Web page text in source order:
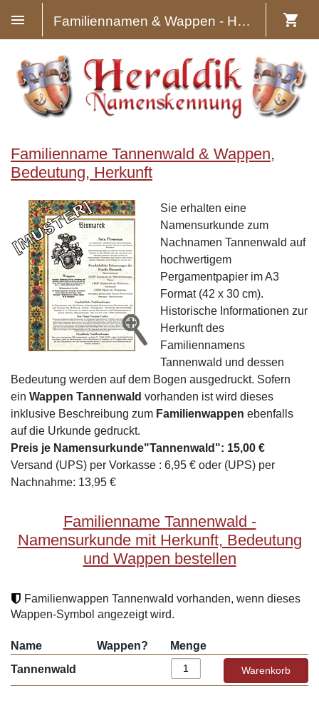
Familiennamen & Wappen - Heraldik
Familienname Tannenwald & Wappen,
Bedeutung, Herkunft
Sie erhalten eine
Namensurkunde zum
Nachnamen Tannenwald auf
hochwertigem
Pergamentpapier im A3
Format (42 x 30 cm).
Historische Informationen zur
Herkunft des
Familiennamens
Tannenwald und dessen
Bedeutung werden auf dem Bogen ausgedruckt. Sofern
ein Wappen Tannenwald vorhanden ist wird dieses
inklusive Beschreibung zum Familienwappen ebenfalls
auf die Urkunde gedruckt.
Preis je Namensurkunde"Tannenwald": 15,00 €
Versand (UPS) per Vorkasse : 6,95 € oder (UPS) per
Nachnahme: 13,95 €
Familienname Tannenwald -
Namensurkunde mit Herkunft, Bedeutung
und Wappen bestellen
Familienwappen Tannenwald vorhanden, wenn dieses
Wappen-Symbol angezeigt wird.
Name Wappen?
Menge
Tannenwald